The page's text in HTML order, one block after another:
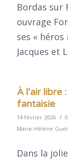
Bordas sur
ouvrage
ses «
Jacques et
À l’air libre
fantaisie
14 février 2026 /
Marie-Hélène
Dans la